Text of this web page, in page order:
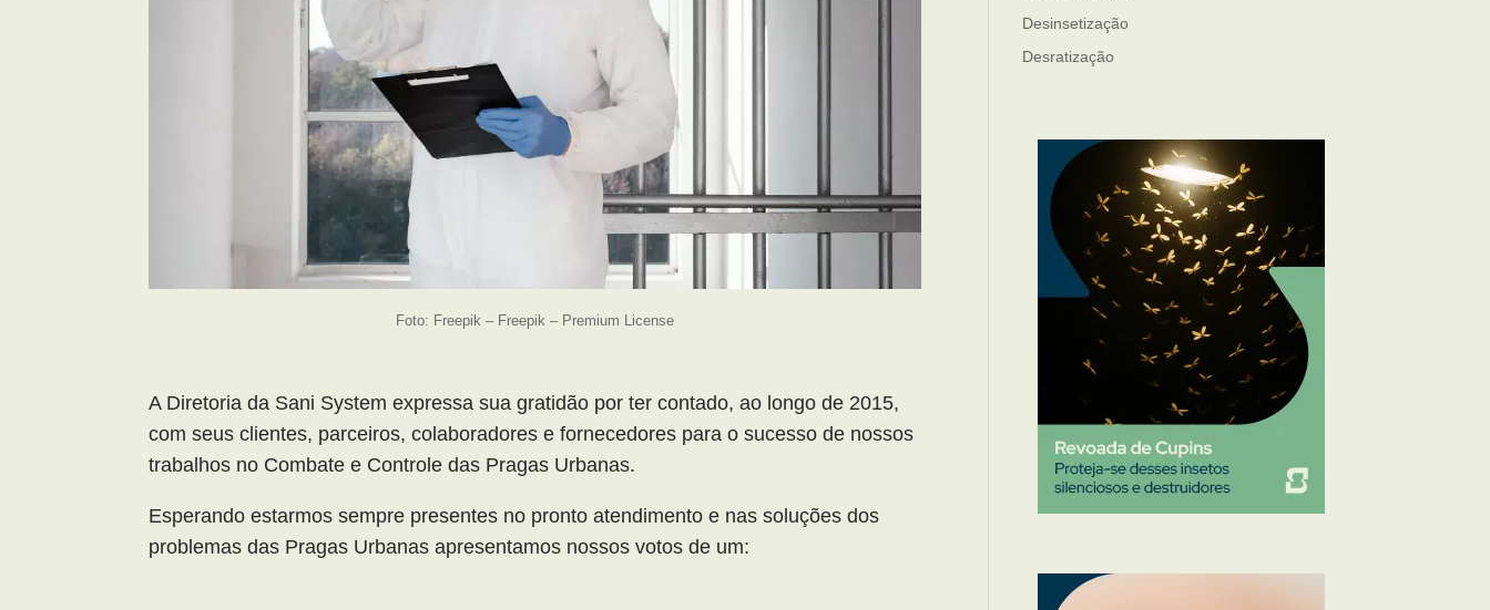
Foto: Freepik – Freepik – Premium License
A Diretoria da Sani System expressa sua gratidão por ter contado, ao longo de 2015,
com seus clientes, parceiros, colaboradores e fornecedores para o sucesso de nossos
trabalhos no Combate e Controle das Pragas Urbanas.
Esperando estarmos sempre presentes no pronto atendimento e nas soluções dos
problemas das Pragas Urbanas apresentamos nossos votos de um:
Desinsetização
Desratização
Mosquitos
Percevejo de Cama
Pulgas e Carrapatos
Ratos
Sanitização